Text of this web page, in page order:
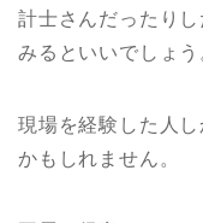
計士さんだったり
みるといいでしょう
現場を経験した人
かもしれません。